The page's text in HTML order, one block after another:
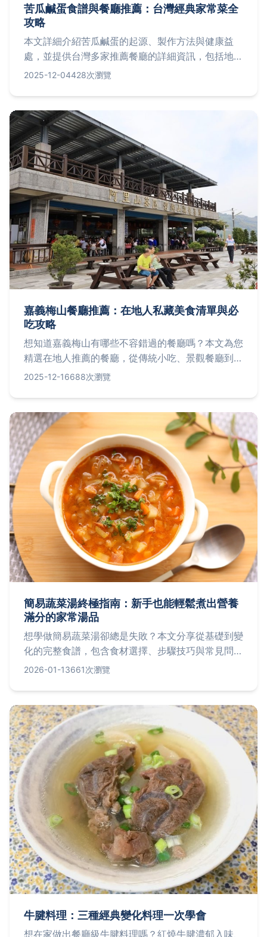
苦瓜鹹蛋食譜與餐廳推薦：台灣經典家常菜全
攻略
本文詳細介紹苦瓜鹹蛋的起源、製作方法與健康益
處，並提供台灣多家推薦餐廳的詳細資訊，包括地
址、價格與營業時間。同時解答常見問題，幫助您從
2025-12-04428次瀏覽
嘉義梅山餐廳推薦：在地人私藏美食清單與必
吃攻略
想知道嘉義梅山有哪些不容錯過的餐廳嗎？本文為您
精選在地人推薦的餐廳，從傳統小吃、景觀餐廳到特
色風味餐，包含詳細評比、個人體驗與實用資訊，幫
2025-12-16688次瀏覽
簡易蔬菜湯終極指南：新手也能輕鬆煮出營養
滿分的家常湯品
想學做簡易蔬菜湯卻總是失敗？本文分享從基礎到變
化的完整食譜，包含食材選擇、步驟技巧與常見問題
解答，讓你一次搞定這道省錢又健康的湯品，適合忙
2026-01-13661次瀏覽
牛腱料理：三種經典變化料理一次學會
想在家做出餐廳級牛腱料理嗎？紅燒牛腱濃郁入味、